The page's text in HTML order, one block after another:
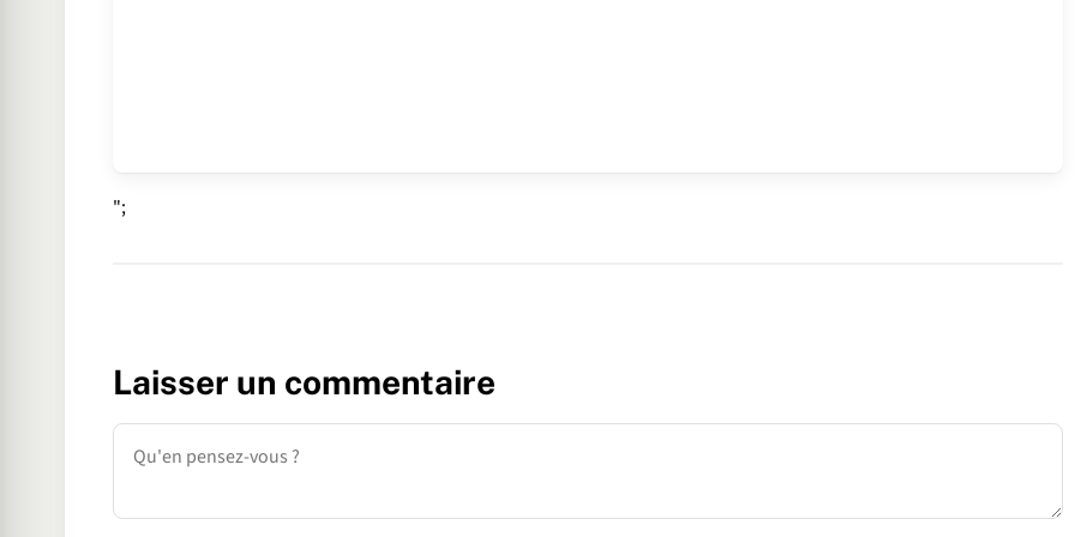
";
Laisser un commentaire
Commentaire